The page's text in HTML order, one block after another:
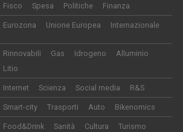
Fisco Spesa Politiche Finanza
Eurozona Unione Europea Internazionale
Rinnovabili Gas Idrogeno
Alluminio
Litio
Internet Scienza Social media R&S
Smart-city Trasporti Auto Bikenomics
Food&Drink Sanità Cultura Turismo